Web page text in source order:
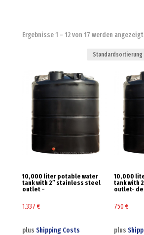
Ergebnisse 1 – 12 von 17 werden angezeigt
10,000 liter potable water
tank with 2″ stainless steel
outlet –
1.337 €
plus Shipping Costs
10,000
tank with
outlet-
750€
plus